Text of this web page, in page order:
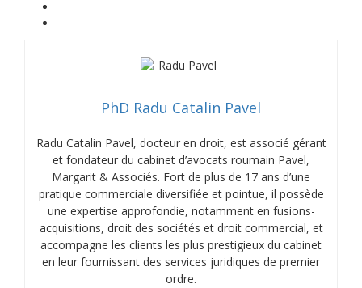
PhD Radu Catalin Pavel
Radu Catalin Pavel, docteur en droit, est associé gérant
et fondateur du cabinet d’avocats roumain Pavel,
Margarit & Associés. Fort de plus de 17 ans d’une
pratique commerciale diversifiée et pointue, il possède
une expertise approfondie, notamment en fusions-
acquisitions, droit des sociétés et droit commercial, et
accompagne les clients les plus prestigieux du cabinet
en leur fournissant des services juridiques de premier
ordre.